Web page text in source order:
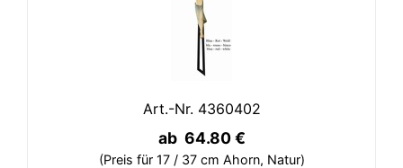
Art.-Nr. 4360402
ab 64.80 €
(Preis für 17 / 37 cm Ahorn, Natur)